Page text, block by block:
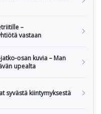
–
vastaan
osan kuvia – Man
upealta
syvästä kiintymyksestä